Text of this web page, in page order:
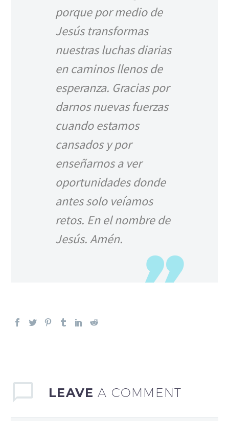
porque por medio de
Jesús transformas
nuestras luchas diarias
en caminos llenos de
esperanza. Gracias por
darnos nuevas fuerzas
cuando estamos
cansados y por
enseñarnos a ver
oportunidades donde
antes solo veíamos
retos. En el nombre de
Jesús. Amén.
LEAVEA COMMENT